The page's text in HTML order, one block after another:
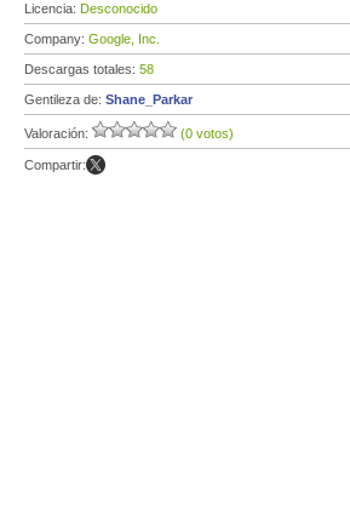
Licencia: Desconocido
Company: Google, Inc.
Descargas totales: 58
Gentileza de: Shane_Parkar
Valoración: (0 votos)
Compartir: